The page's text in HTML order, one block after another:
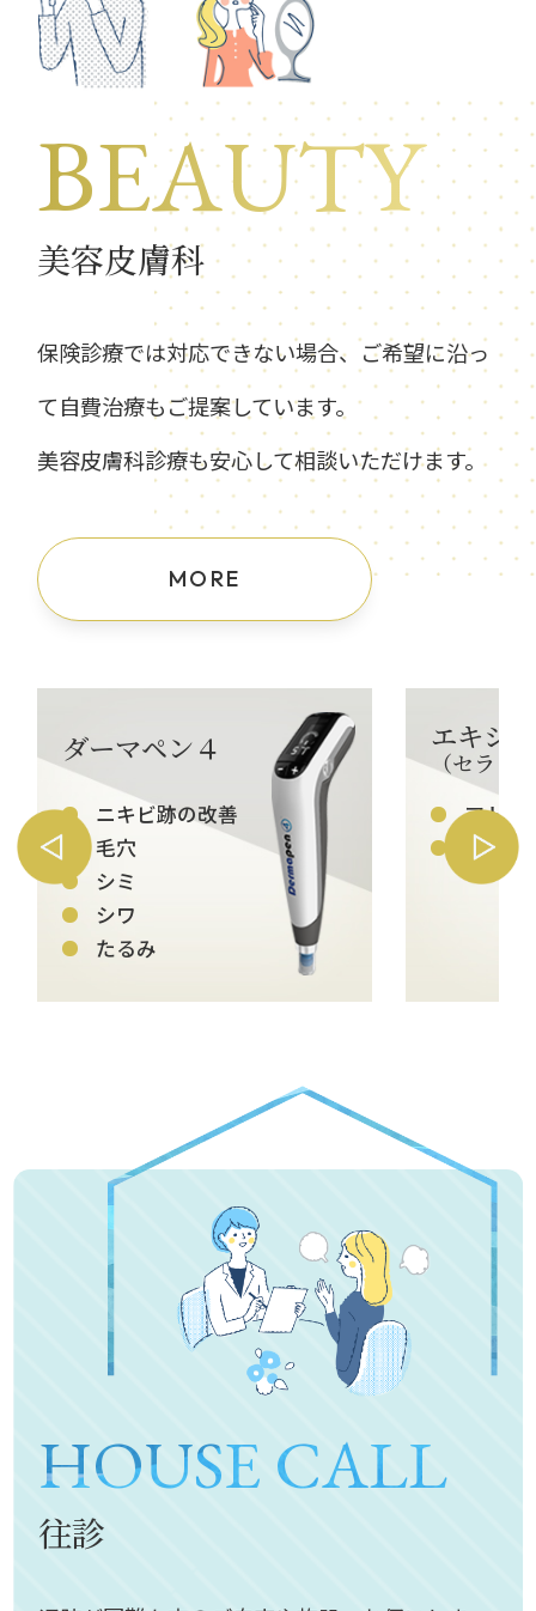
BEAUTY
美容皮膚科
保険診療では対応できない場合、ご希望に沿っ
て自費治療もご提案しています。
美容皮膚科診療も安心して相談いただけます。
MORE
ダーマペン４
ニキビ跡の改善
毛穴
シミ
シワ
たるみ
エキシ
（セラビ
アトピ
円形脱
HOUSE CALL
往診